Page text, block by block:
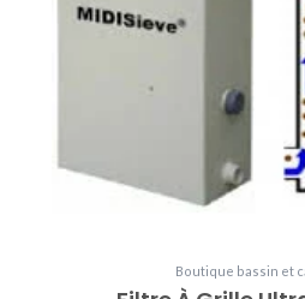
Boutique bassin et